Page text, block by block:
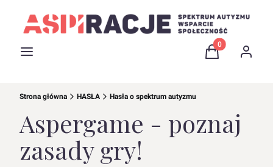
Menu Produkty w
Koszyk Zaloguj
Strona główna HASŁA Hasła o spektrum autyzmu
Aspergame - poznaj
zasady gry!